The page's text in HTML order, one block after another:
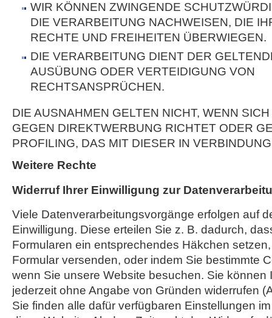
WIR KÖNNEN ZWINGENDE
DIE VERARBEITUNG NACHWEISEN, DIE
RECHTE UND FREIHEITEN ÜBERWIEGEN.
DIE VERARBEITUNG DIENT DER
AUSÜBUNG ODER VERTEIDIGUNG VON
RECHTSANSPRÜCHEN.
DIE AUSNAHMEN GELTEN NICHT, WENN
GEGEN DIREKTWERBUNG RICHTET ODER
PROFILING, DAS MIT DIESER IN
Weitere Rechte
Widerruf Ihrer Einwilligung zur
Viele Datenverarbeitungsvorgänge erfolgen auf
Einwilligung. Diese erteilen Sie z. B. dadurch,
Formularen ein entsprechendes Häkchen
Formular versenden, oder indem Sie bestimmte
wenn Sie unsere Website besuchen. Sie können
jederzeit ohne Angabe von Gründen widerrufen
Sie finden alle dafür verfügbaren Einstellungen